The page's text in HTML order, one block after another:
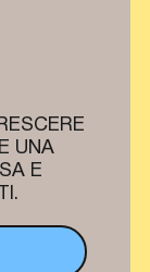
UNA
E